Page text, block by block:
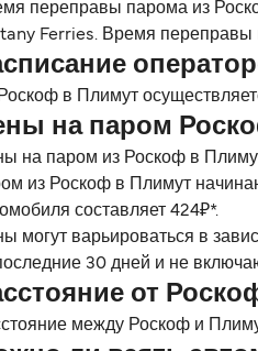
переправы парома из
Ferries. Время переправы
в Плимут
на паром
на паром из Роскоф в
из Роскоф в Плимут
составляет 424₽*.
могут варьироваться в
30 дней и не
от
между Роскоф и